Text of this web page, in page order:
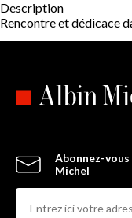
Description
Rencontre et dédicace
Abonnez-
Michel